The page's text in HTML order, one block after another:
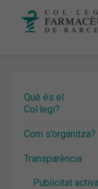
Què és el
Col·legi?
Com s’organitza?
Transparència
Publicitat